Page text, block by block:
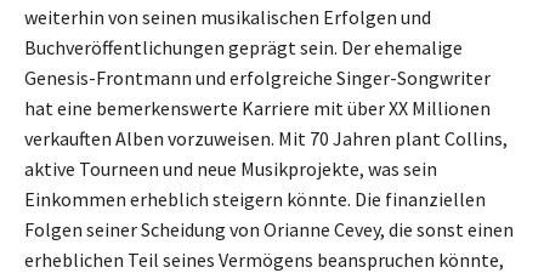
weiterhin von seinen musikalischen Erfolgen und
Buchveröffentlichungen geprägt sein. Der ehemalige
Genesis-Frontmann und erfolgreiche Singer-Songwriter
hat eine bemerkenswerte Karriere mit über XX Millionen
verkauften Alben vorzuweisen. Mit 70 Jahren plant Collins,
aktive Tourneen und neue Musikprojekte, was sein
Einkommen erheblich steigern könnte. Die finanziellen
Folgen seiner Scheidung von Orianne Cevey, die sonst einen
erheblichen Teil seines Vermögens beanspruchen könnte,